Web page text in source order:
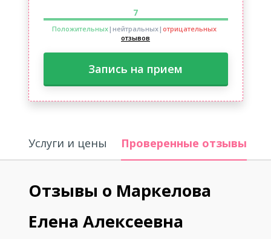
7
Положительных|нейтральных| отрицательных
отзывов
Запись на прием
Услуги и цены Проверенные отзывы
Отзывы о Маркелова
Елена Алексеевна